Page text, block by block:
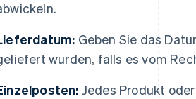
Geben Sie das
wurden, falls es vom
Jedes Produkt